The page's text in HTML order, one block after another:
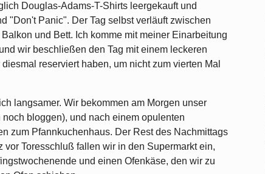
Douglas-Adams-T-Shirts leergekauft und
"Don't Panic". Der Tag selbst verläuft zwischen
und Bett. Ich komme mit meiner Einarbeitung
wir beschließen den Tag mit einem leckeren
reserviert haben, um nicht zum vierten Mal
langsamer. Wir bekommen am Morgen unser
bloggen), und nach einem opulenten
zum Pfannkuchenhaus. Der Rest des Nachmittags
vor Toresschluß fallen wir in den Supermarkt ein,
und einen Ofenkäse, den wir zu